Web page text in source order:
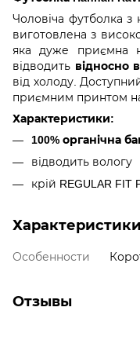
Чоловіча футболка з
виготовлена з
яка дуже приємна
відводить відносно
від холоду.
приємним принтом на
Характеристики:
100% органічна
відводить вологу
крій REGULAR FIT
Характеристики
Особенности
Отзывы